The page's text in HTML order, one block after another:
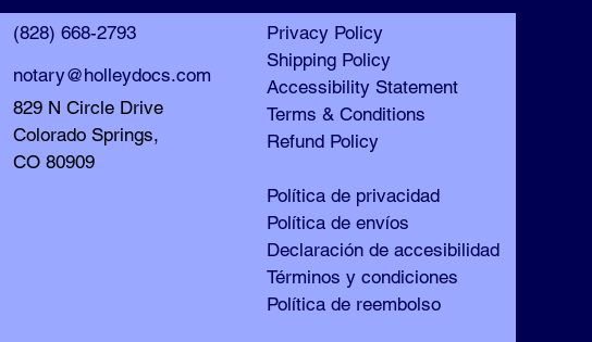
(828) 668-2793
notary@holleydocs.com
829 N Circle Drive
Colorado Springs,
CO 80909
Privacy Policy
Shipping Policy
Accessibility Statement
Terms & Conditions
Refund Policy
Política de privacidad
Política de envíos
Declaración de accesibilidad
Términos y condiciones
Política de reembolso